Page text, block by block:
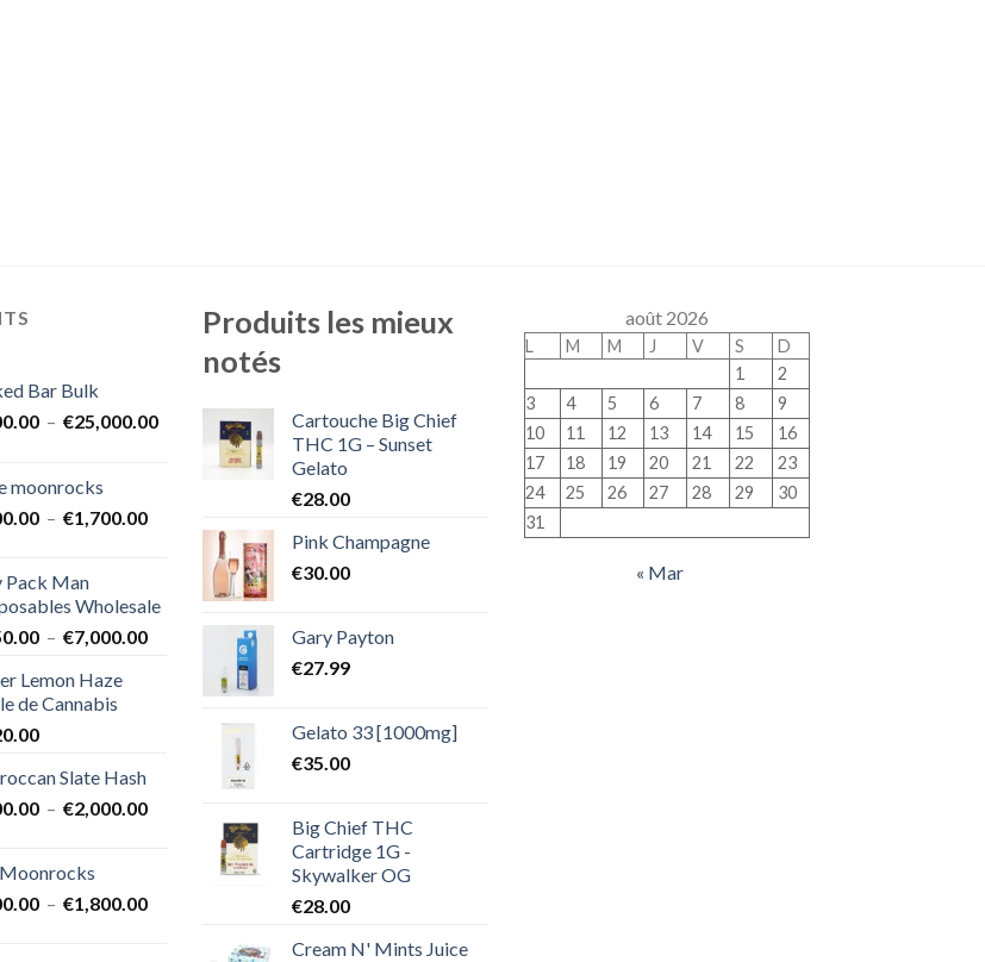
Bar Bulk
– €25,000.00Plage
€25,000.00
moonrocks
– €1,700.00Plage
€400.00
à
€1,700.00
Pack Man
Wholesale
– €7,000.00Plage
Lemon Haze
de Cannabis
Slate Hash
– €2,000.00Plage
à
– €1,800.00Plage
Produits les mieux
notés
Cartouche Big Chief
THC 1G – Sunset
Gelato
€28.00
Pink Champagne
€30.00
Gary Payton
€27.99
Gelato 33 [1000mg]
€35.00
Big Chief THC
Cartridge 1G -
Skywalker OG
€28.00
Cream N' Mints Juice
août 2026
L M M J V S
D
1
2
3
4 5 6 7 8
9
10
11 12 13 14 15
16
17
18 19 20 21 22
23
24
25 26 27 28 29
30
31
« Mar